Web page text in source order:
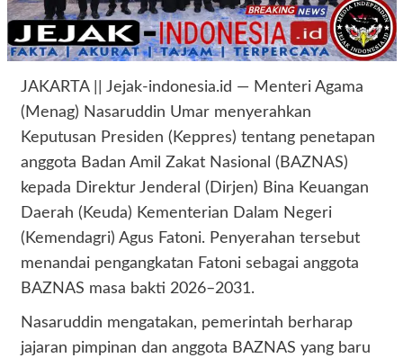
JAKARTA || Jejak-indonesia.id — Menteri Agama
(Menag) Nasaruddin Umar menyerahkan
Keputusan Presiden (Keppres) tentang penetapan
anggota Badan Amil Zakat Nasional (BAZNAS)
kepada Direktur Jenderal (Dirjen) Bina Keuangan
Daerah (Keuda) Kementerian Dalam Negeri
(Kemendagri) Agus Fatoni. Penyerahan tersebut
menandai pengangkatan Fatoni sebagai anggota
BAZNAS masa bakti 2026–2031.
Nasaruddin mengatakan, pemerintah berharap
jajaran pimpinan dan anggota BAZNAS yang baru